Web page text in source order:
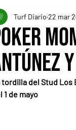
Turf Diario 22 mar
tordilla del Stud Los
1 de mayo